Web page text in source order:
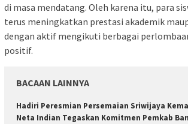
di masa mendatang. Oleh karena itu, para
terus meningkatkan prestasi akademik
dengan aktif mengikuti berbagai
positif.
BACAAN LAINNYA
Hadiri Peresmian Persemaian Sriwijaya
Neta Indian Tegaskan Komitmen Pemkab